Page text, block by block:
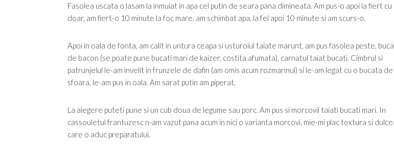
Fasolea uscata o lasam la inmuiat in apa cel putin de seara pana dimineata. Am pus-o apoi la fiert cu
doar, am fiert-o 10 minute la foc mare, am schimbat apa, la fel apoi 10 minute si am scurs-o.
Apoi in oala de fonta, am calit in untura ceapa si usturoiul taiate marunt, am pus fasolea peste,
de bacon (se poate pune bucati mari de kaizer, costita afumata), carnatul taiat bucati. Cimbrul si
patrunjelul le-am invelit in frunzele de dafin (am omis acum rozmarinul) si le-am legat cu o bucata de
sfoara, le-am pus in oala. Am sarat putin am piperat.
La alegere puteti pune si un cub doua de legume sau porc. Am pus si morcovii taiati bucati mari. In
cassouletul frantuzesc n-am vazut pana acum in nici o varianta morcovi, mie-mi plac textura si
care o aduc preparatului.